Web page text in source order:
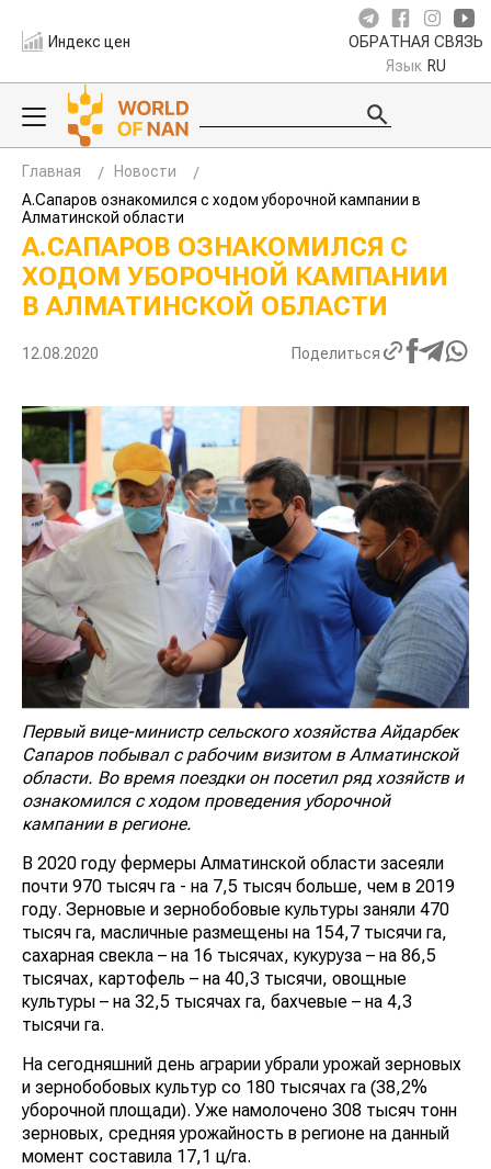
Индекс цен ОБРАТНАЯ СВЯЗЬ
Язык RU
Главная
Новости
А.Сапаров ознакомился с ходом уборочной кампании в
Алматинской области
А.САПАРОВ ОЗНАКОМИЛСЯ С
ХОДОМ УБОРОЧНОЙ КАМПАНИИ
В АЛМАТИНСКОЙ ОБЛАСТИ
12.08.2020 Поделиться
Первый вице-министр сельского хозяйства Айдарбек
Сапаров побывал с рабочим визитом в Алматинской
области. Во время поездки он посетил ряд хозяйств и
ознакомился с ходом проведения уборочной
кампании в регионе.
В 2020 году фермеры Алматинской области засеяли
почти 970 тысяч га - на 7,5 тысяч больше, чем в 2019
году. Зерновые и зернобобовые культуры заняли 470
тысяч га, масличные размещены на 154,7 тысячи га,
сахарная свекла – на 16 тысячах, кукуруза – на 86,5
тысячах, картофель – на 40,3 тысячи, овощные
культуры – на 32,5 тысячах га, бахчевые – на 4,3
тысячи га.
На сегодняшний день аграрии убрали урожай зерновых
и зернобобовых культур со 180 тысячах га (38,2%
уборочной площади). Уже намолочено 308 тысяч тонн
зерновых, средняя урожайность в регионе на данный
момент составила 17,1 ц/га.